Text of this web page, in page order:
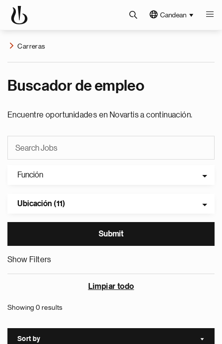
Candean
Carreras
Buscador de empleo
Encuentre oportunidades en Novartis a continuación.
Función
Ubicación (11)
Show Filters
Limpiar todo
Showing 0 results
Sort by Sort